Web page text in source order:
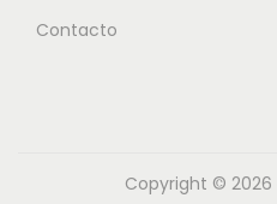
Contacto
Copyright © 2026